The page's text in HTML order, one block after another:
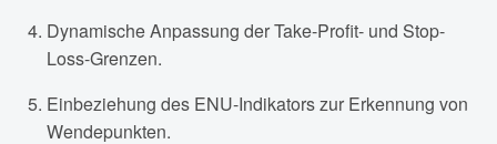
Dynamische Anpassung der Take-Profit- und Stop-
Loss-Grenzen.
Einbeziehung des ENU-Indikators zur Erkennung von
Wendepunkten.